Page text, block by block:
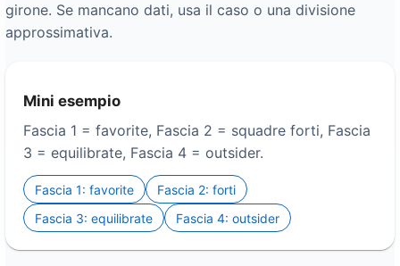
girone. Se mancano dati, usa il caso o una divisione
approssimativa.
Mini esempio
Fascia 1 = favorite, Fascia 2 = squadre forti, Fascia
3 = equilibrate, Fascia 4 = outsider.
Fascia 1: favorite
Fascia 2: forti
Fascia 3: equilibrate
Fascia 4: outsider